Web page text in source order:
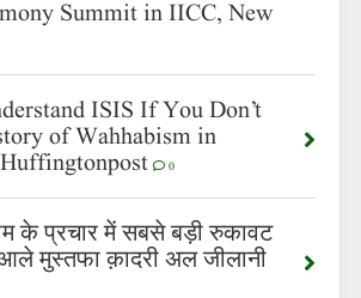
Summit in IICC, New
ISIS If You Don’t
of Wahhabism in
0
के प्रचार में सबसे बड़ी रुकावट
मुस्तफा क़ादरी अल जीलानी